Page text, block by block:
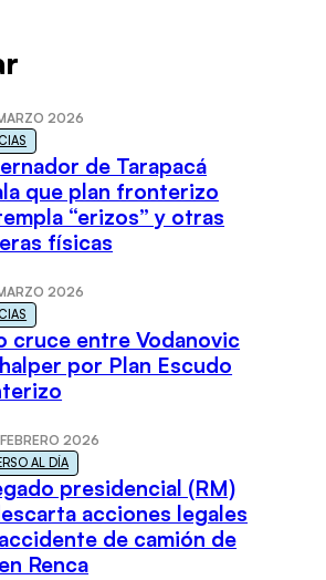
2026
de Tarapacá
que plan fronterizo
“erizos” y otras
físicas
2026
cruce entre Vodanovic
por Plan Escudo
2026
AL DÍA
presidencial (RM)
acciones legales
de camión de
Renca